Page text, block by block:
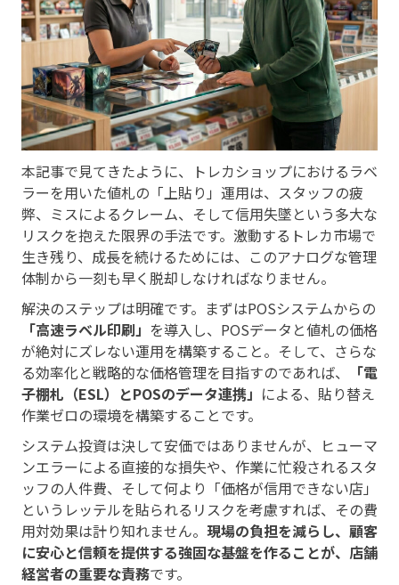
本記事で見てきたように、トレカショップにおけるラベ
ラーを用いた値札の「上貼り」運用は、スタッフの疲
弊、ミスによるクレーム、そして信用失墜という多大な
リスクを抱えた限界の手法です。激動するトレカ市場で
生き残り、成長を続けるためには、このアナログな管理
体制から一刻も早く脱却しなければなりません。
解決のステップは明確です。まずはPOSシステムからの
「高速ラベル印刷」 を導入し、POSデータと値札の価格
が絶対にズレない運用を構築すること。そして、さらな
る効率化と戦略的な価格管理を目指すのであれば、
「電
子棚札（ESL）とPOSのデータ連携」 による、貼り替え
作業ゼロの環境を構築することです。
システム投資は決して安価ではありませんが、ヒューマ
ンエラーによる直接的な損失や、作業に忙殺されるスタ
ッフの人件費、そして何より「価格が信用できない店」
というレッテルを貼られるリスクを考慮すれば、その費
用対効果は計り知れません。 現場の負担を減らし、顧客
に安心と信頼を提供する強固な基盤を作ることが、店舗
経営者の重要な責務です。